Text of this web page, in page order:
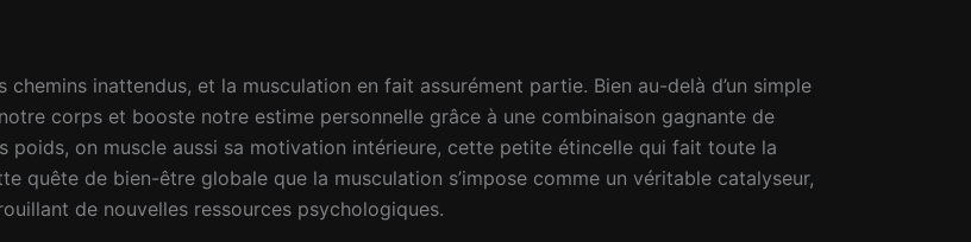
chemins inattendus, et la musculation en fait assurément partie. Bien au-delà d’un simple
corps et booste notre estime personnelle grâce à une combinaison gagnante de
poids, on muscle aussi sa motivation intérieure, cette petite étincelle qui fait toute la
quête de bien-être globale que la musculation s’impose comme un véritable catalyseur,
de nouvelles ressources psychologiques.